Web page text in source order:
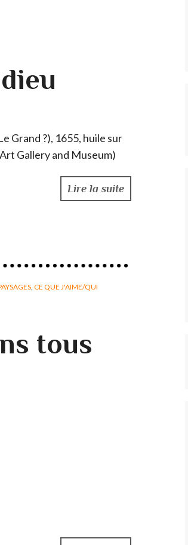
Lire la suite
, CE QUE J'AIME/QUI
tous